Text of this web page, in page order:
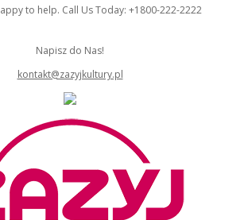
to help. Call Us Today: +1800-222-2222
Napisz do Nas!
kontakt@zazyjkultury.pl